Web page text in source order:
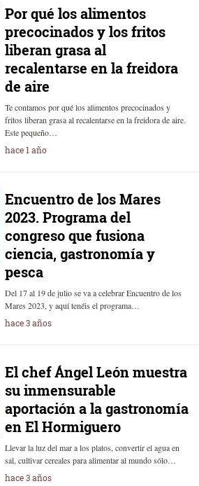
Por qué los alimentos
precocinados y los fritos
liberan grasa al
recalentarse en la freidora
de aire
Te contamos por qué los alimentos precocinados y
fritos liberan grasa al recalentarse en la freidora de aire.
Este pequeño…
hace 1 año
Encuentro de los Mares
2023. Programa del
congreso que fusiona
ciencia, gastronomía y
pesca
Del 17 al 19 de julio se va a celebrar Encuentro de los
Mares 2023, y aquí tenéis el programa…
hace 3 años
El chef Ángel León muestra
su inmensurable
aportación a la gastronomía
en El Hormiguero
Llevar la luz del mar a los platos, convertir el agua en
sal, cultivar cereales para alimentar al mundo sólo…
hace 3 años